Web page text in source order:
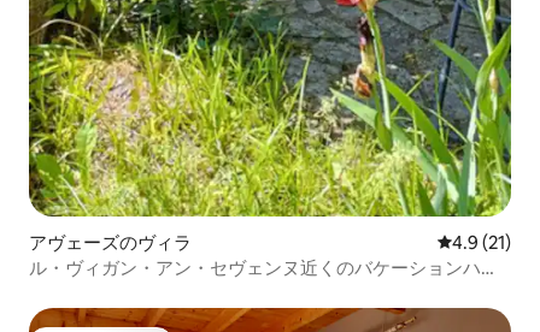
アヴェーズのヴィラ レビュー21
4.9 (21)
ル・ヴィガン・アン・セヴェンヌ近くのバケーションハウ